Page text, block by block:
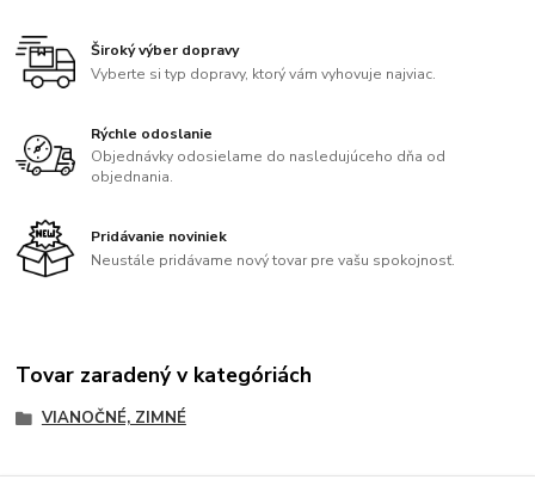
Široký výber dopravy
Vyberte si typ dopravy, ktorý vám vyhovuje najviac.
Rýchle odoslanie
Objednávky odosielame do nasledujúceho dňa od
objednania.
Pridávanie noviniek
Neustále pridávame nový tovar pre vašu spokojnosť.
Tovar zaradený v kategóriách
VIANOČNÉ, ZIMNÉ